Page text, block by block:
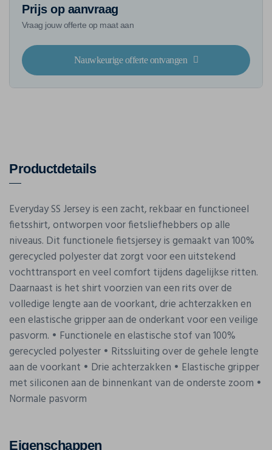
Prijs op aanvraag
Vraag jouw offerte op maat aan
Nauwkeurige offerte ontvangen
Productdetails
Everyday SS Jersey is een zacht, rekbaar en functioneel
fietsshirt, ontworpen voor fietsliefhebbers op alle
niveaus. Dit functionele fietsjersey is gemaakt van 100%
gerecycled polyester dat zorgt voor een uitstekend
vochttransport en veel comfort tijdens dagelijkse ritten.
Daarnaast is het shirt voorzien van een rits over de
volledige lengte aan de voorkant, drie achterzakken en
een elastische gripper aan de onderkant voor een veilige
pasvorm. • Functionele en elastische stof van 100%
gerecycled polyester • Ritssluiting over de gehele lengte
aan de voorkant • Drie achterzakken • Elastische gripper
met siliconen aan de binnenkant van de onderste zoom •
Normale pasvorm
Eigenschappen